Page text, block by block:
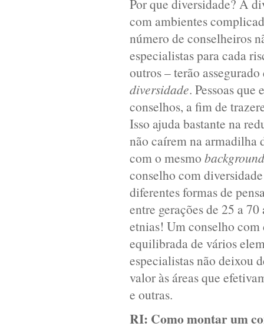
Por que diversidade? A
com ambientes
número de conselheiros
especialistas para cada
outros – terão
diversidade. Pessoas
conselhos, a fim de
Isso ajuda bastante na
não caírem na armadilha
com o mesmo background
conselho com
diferentes formas de
entre gerações de 25 a
etnias! Um conselho com
equilibrada de vários
especialistas não deixou
valor às áreas que
e outras.
RI: Como montar um